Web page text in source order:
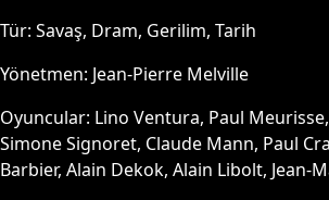
Tür: Savaş, Dram, Gerilim, Tarih
Yönetmen: Jean-Pierre Melville
Oyuncular: Lino Ventura, Paul
Simone Signoret, Claude Mann, Paul
Barbier, Alain Dekok, Alain Libolt, Jean-